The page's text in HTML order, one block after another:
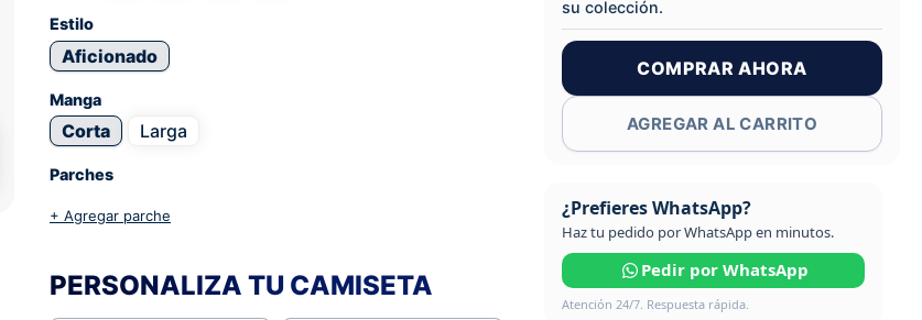
Estilo
Aficionado
Manga
Corta Larga
Parches
+ Agregar parche
PERSONALIZA TU CAMISETA
su colección.
COMPRAR AHORA
AGREGAR AL CARRITO
¿Prefieres WhatsApp?
Haz tu pedido por WhatsApp en minutos.
Pedir por WhatsApp
Atención 24/7. Respuesta rápida.